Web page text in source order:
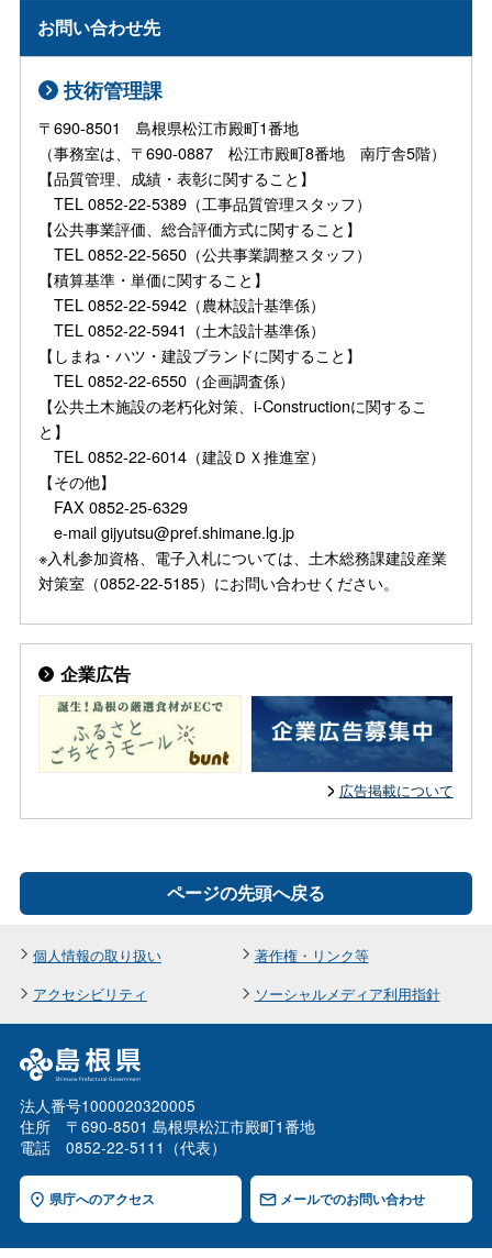
お問い合わせ先
技術管理課
〒690-8501 島根県松江市殿町1番地
（事務室は、〒690-0887 松江市殿町8番地 南庁舎5階）
【品質管理、成績・表彰に関すること】
TEL 0852-22-5389（工事品質管理スタッフ）
【公共事業評価、総合評価方式に関すること】
TEL 0852-22-5650（公共事業調整スタッフ）
【積算基準・単価に関すること】
TEL 0852-22-5942（農林設計基準係）
TEL 0852-22-5941（土木設計基準係）
【しまね・ハツ・建設ブランドに関すること】
TEL 0852-22-6550（企画調査係）
【公共土木施設の老朽化対策、i-Constructionに関するこ
と】
TEL 0852-22-6014（建設ＤＸ推進室）
【その他】
FAX 0852-25-6329
e-mail gijyutsu@pref.shimane.lg.jp
※入札参加資格、電子入札については、土木総務課建設産業
対策室（0852-22-5185）にお問い合わせください。
企業広告
広告掲載について
ページの先頭へ戻る
個人情報の取り扱い
著作権・リンク等
アクセシビリティ
ソーシャルメディア利用指針
法人番号1000020320005
住所 〒690-8501 島根県松江市殿町1番地
電話 0852-22-5111（代表）
県庁へのアクセス メールでのお問い合わせ